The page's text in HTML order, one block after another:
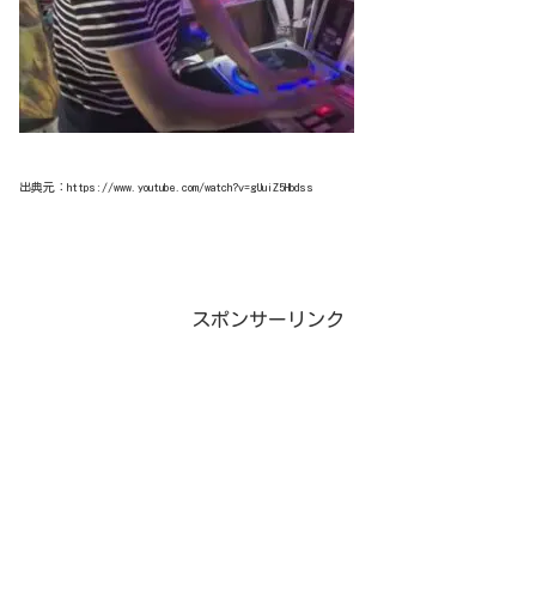
出典元：https://www.youtube.com/watch?v=gUuiZ5Hbdss
スポンサーリンク